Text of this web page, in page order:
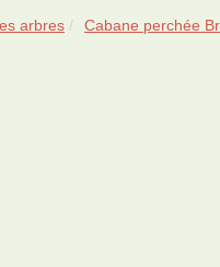
arbres Cabane perchée